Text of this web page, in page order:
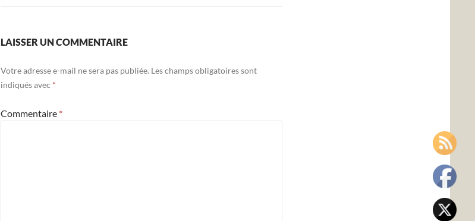
LAISSER UN COMMENTAIRE
Votre adresse e-mail ne sera pas publiée. Les champs obligatoires sont
indiqués avec *
Commentaire *